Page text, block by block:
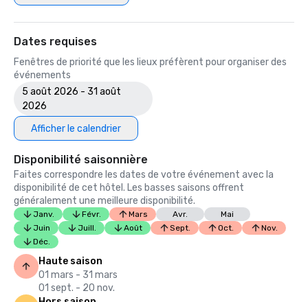
Dates requises
Fenêtres de priorité que les lieux préfèrent pour organiser des
événements
5 août 2026 - 31 août
2026
Afficher le calendrier
Disponibilité saisonnière
Faites correspondre les dates de votre événement avec la
disponibilité de cet hôtel. Les basses saisons offrent
généralement une meilleure disponibilité.
Janv. Févr. Mars Avr.
Mai
Juin
Juill. Août Sept. Oct.
Nov.
Déc.
Haute saison
01 mars - 31 mars
01 sept. - 20 nov.